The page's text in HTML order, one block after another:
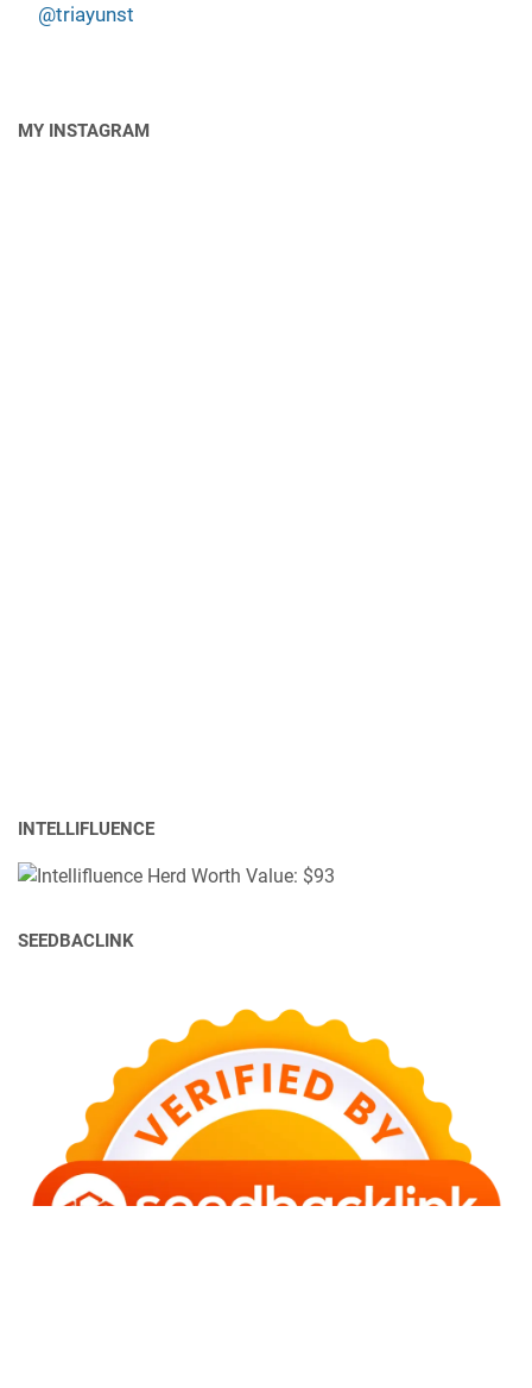
@triayunst
MY INSTAGRAM
INTELLIFLUENCE
SEEDBACLINK